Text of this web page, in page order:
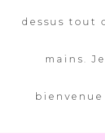
dessus tout
mains.